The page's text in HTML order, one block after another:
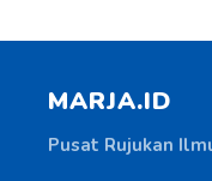
MARJA.ID
Pusat Rujukan